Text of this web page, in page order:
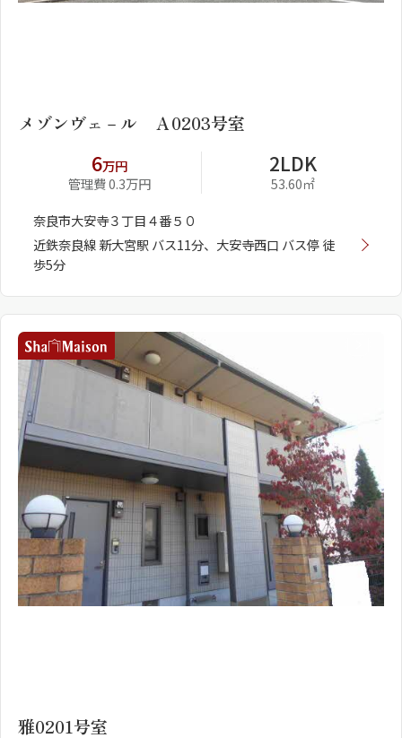
メゾンヴェ－ル Ａ0203号室
6万円
管理費 0.3万円
2LDK
53.60㎡
奈良市大安寺３丁目４番５０
近鉄奈良線 新大宮駅 バス11分、大安寺西口 バス停 徒
歩5分
雅0201号室